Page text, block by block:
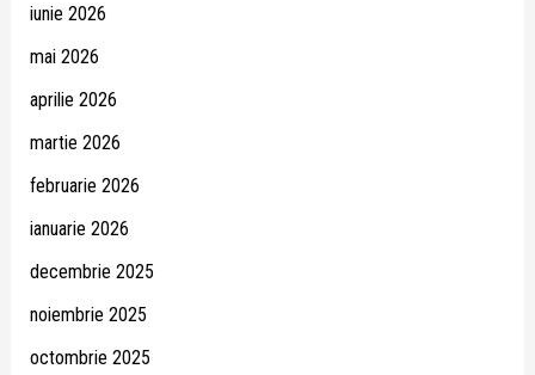
iunie 2026
mai 2026
aprilie 2026
martie 2026
februarie 2026
ianuarie 2026
decembrie 2025
noiembrie 2025
octombrie 2025